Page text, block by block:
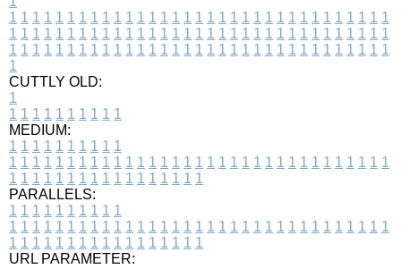
1 1 1 1 1 1 1 1 1 1 1 1 1 1 1 1 1 1 1 1 1 1 1 1 1 1 1 1 1 1 1 1 1
1 1 1 1 1 1 1 1 1 1 1 1 1 1 1 1 1 1 1 1 1 1 1 1 1 1 1 1 1 1 1 1 1
1 1 1 1 1 1 1 1 1 1 1 1 1 1 1 1 1 1 1 1 1 1 1 1 1 1 1 1 1 1 1 1 1
1
CUTTLY OLD:
1
1 1 1 1 1 1 1 1 1 1
MEDIUM:
1 1 1 1 1 1 1 1 1 1
1 1 1 1 1 1 1 1 1 1 1 1 1 1 1 1 1 1 1 1 1 1 1 1 1 1 1 1 1 1 1 1 1
1 1 1 1 1 1 1 1 1 1 1 1 1 1 1 1 1
PARALLELS:
1 1 1 1 1 1 1 1 1 1
1 1 1 1 1 1 1 1 1 1 1 1 1 1 1 1 1 1 1 1 1 1 1 1 1 1 1 1 1 1 1 1 1
1 1 1 1 1 1 1 1 1 1 1 1 1 1 1 1 1
URL PARAMETER: